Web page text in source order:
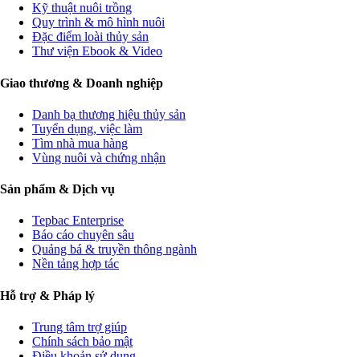
Kỹ thuật nuôi trồng
Quy trình & mô hình nuôi
Đặc điểm loài thủy sản
Thư viện Ebook & Video
Giao thương & Doanh nghiệp
Danh bạ thương hiệu thủy sản
Tuyển dụng, việc làm
Tìm nhà mua hàng
Vùng nuôi và chứng nhận
Sản phẩm & Dịch vụ
Tepbac Enterprise
Báo cáo chuyên sâu
Quảng bá & truyền thông ngành
Nền tảng hợp tác
Hỗ trợ & Pháp lý
Trung tâm trợ giúp
Chính sách bảo mật